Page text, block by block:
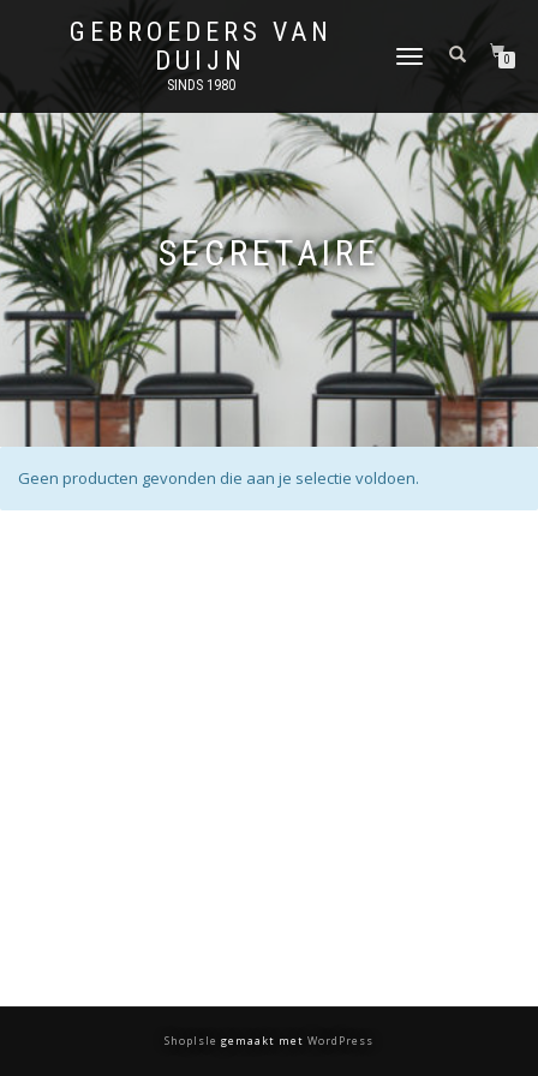
GEBROEDERS VAN
DUIJN
SINDS 1980
SCHAKEL
0
SECRETAIRE
Geen producten gevonden die aan je selectie voldoen.
ShopIsle gemaakt met WordPress